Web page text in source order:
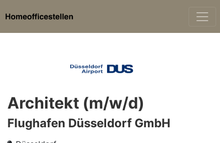
Architekt (m/w/d)
Flughafen Düsseldorf GmbH